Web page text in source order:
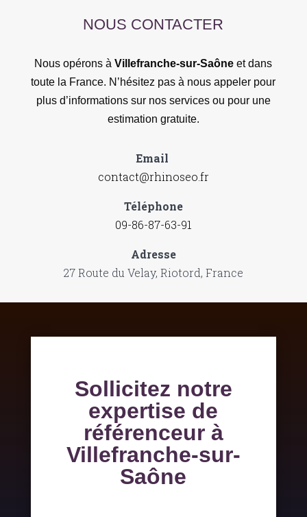
NOUS CONTACTER
Nous opérons àVillefranche-sur-Saône et dans
toute la France. N’hésitez pas à nous appeler pour
plus d’informations sur nos services ou pour une
estimation gratuite.
Email
contact@rhinoseo.fr
Téléphone
09-86-87-63-91
Adresse
27 Route du Velay, Riotord, France
Sollicitez notre
expertise de
référenceur à
Villefranche-sur-
Saône